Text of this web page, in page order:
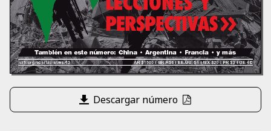
Descargar número